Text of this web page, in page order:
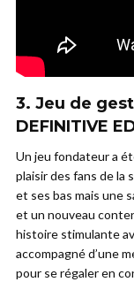
3. Jeu de
DEFINITIVE
Un jeu fondateur a
plaisir des fans de la
et ses bas mais une
et un nouveau
histoire stimulante
accompagné d’une
pour se régaler en